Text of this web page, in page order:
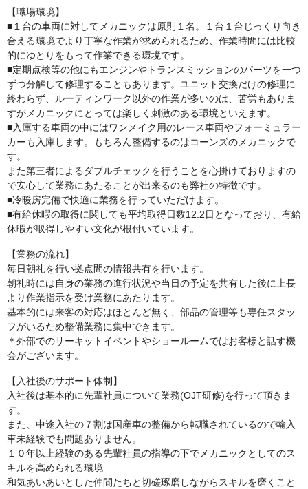
【職場環境】
■１台の車両に対してメカニックは原則１名。１台１台じっくり向き
合える環境でより丁寧な作業が求められるため、作業時間には比較
的にゆとりをもって作業できる環境です。
■定期点検等の他にもエンジンやトランスミッションのパーツを一つ
ずつ分解して修理することもあります。ユニット交換だけの修理に
終わらず、ルーティンワーク以外の作業が多いのは、苦労もありま
すがメカニックにとっては楽しく刺激のある環境といえます。
■入庫する車両の中にはワンメイク用のレース車両やフォーミュラー
カーも入庫します。もちろん整備するのはコーンズのメカニックで
す。
また第三者によるダブルチェックを行うことを心掛けておりますの
で安心して業務にあたることが出来るのも弊社の特徴です。
■冷暖房完備で快適に業務を行っていただけます。
■有給休暇の取得に関しても平均取得日数12.2日となっており、有給
休暇が取得しやすい文化が根付いています。
【業務の流れ】
毎日朝礼を行い拠点間の情報共有を行います。
朝礼時には自身の業務の進行状況や当日の予定を共有した後に上長
より作業指示を受け業務にあたります。
基本的には来客の対応はほとんど無く、部品の管理等も専任スタッ
フがいるため整備業務に集中できます。
＊外部でのサーキットイベントやショールームではお客様と話す機
会がございます。
【入社後のサポート体制】
入社後は基本的に先輩社員について業務(OJT研修)を行って頂きま
す。
また、中途入社の７割は国産車の整備から転職されているので輸入
車未経験でも問題ありません。
１０年以上経験のある先輩社員の指導の下でメカニックとしてのス
キルを高められる環境
和気あいあいとした仲間たちと切磋琢磨しながらスキルを磨くこと